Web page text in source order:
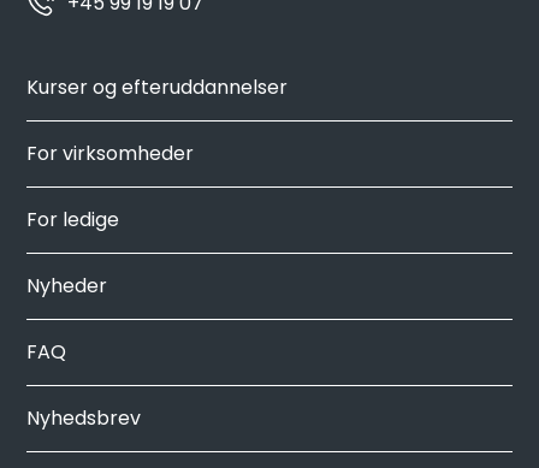
Kurser og efteruddannelser
For virksomheder
For ledige
Nyheder
FAQ
Nyhedsbrev